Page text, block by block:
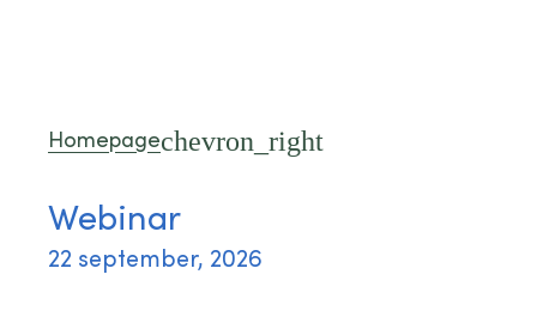
Homepage
Webinar
22 september, 2026